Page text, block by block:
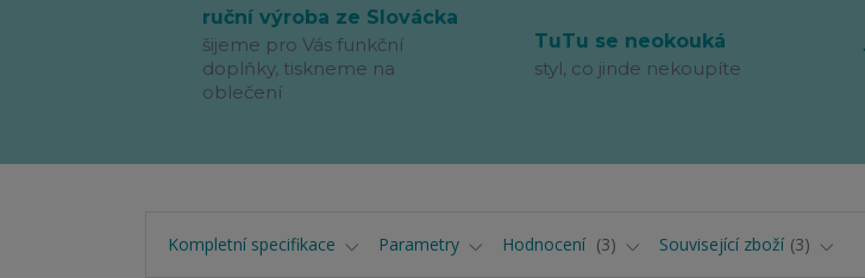
ruční výroba ze Slovácka
šijeme pro Vás funkční
doplňky, tiskneme na
oblečení
TuTu se neokouká
styl, co jinde nekoupíte
Kompletní specifikace Parametry Hodnocení 3 Související zboží 3